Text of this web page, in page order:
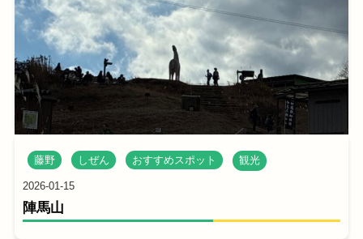
藤野 しぜん おすすめスポット 観光
2026-01-15
陣馬山